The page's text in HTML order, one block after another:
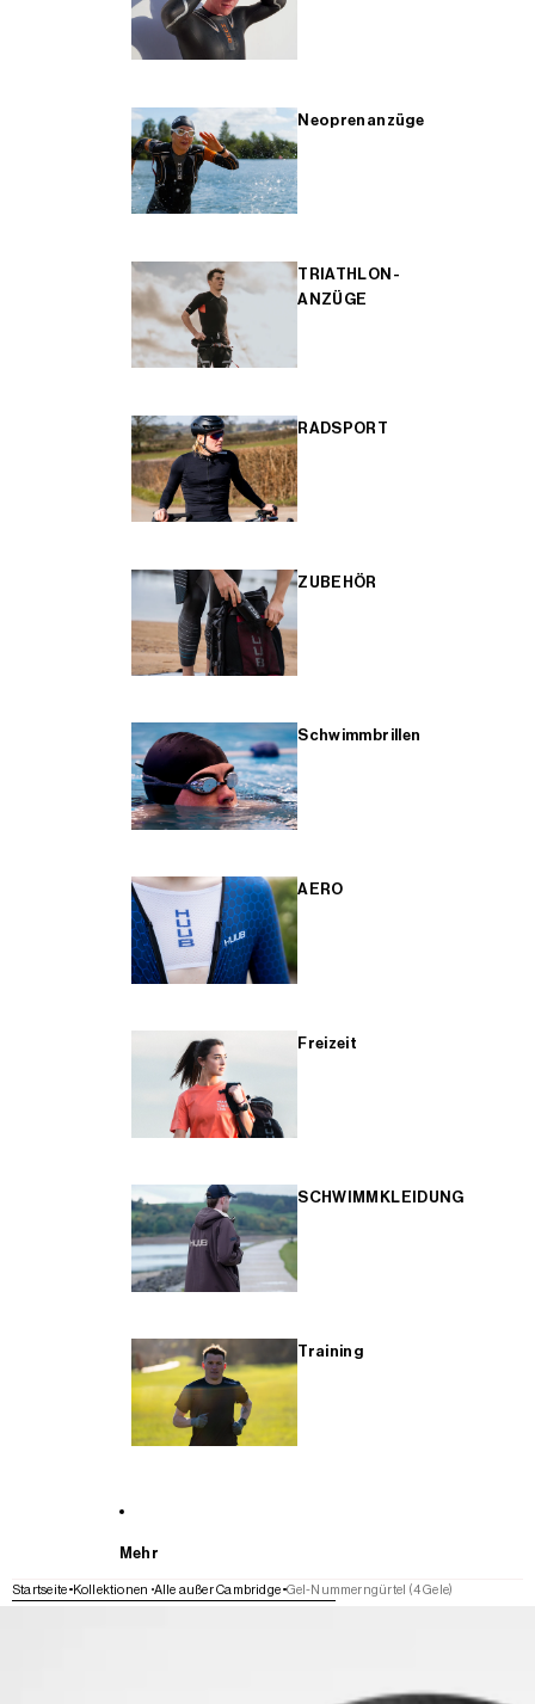
Neoprenanzüge
TRIATHLON-
ANZÜGE
RADSPORT
ZUBEHÖR
Schwimmbrillen
AERO
Freizeit
SCHWIMMKLEIDUNG
Training
Mehr
Startseite Kollektionen Alle außer Cambridge Gel-Nummerngürtel (4 Gele)
WEITER ZU DEN PRODUKTINFORMATIONEN